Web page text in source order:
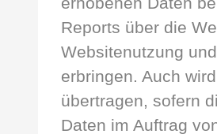
Reports über die
Websitenutzung
erbringen. Auch
übertragen, sofern
Daten im Auftrag